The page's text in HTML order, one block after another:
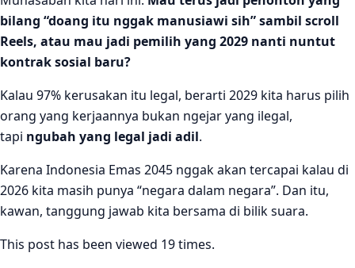
bilang “doang itu nggak manusiawi sih” sambil scroll
Reels, atau mau jadi pemilih yang 2029 nanti nuntut
kontrak sosial baru?
Kalau 97% kerusakan itu legal, berarti 2029 kita harus pilih
orang yang kerjaannya bukan ngejar yang ilegal,
tapi ngubah yang legal jadi adil.
Karena Indonesia Emas 2045 nggak akan tercapai kalau di
2026 kita masih punya “negara dalam negara”. Dan itu,
kawan, tanggung jawab kita bersama di bilik suara.
This post has been viewed 19 times.